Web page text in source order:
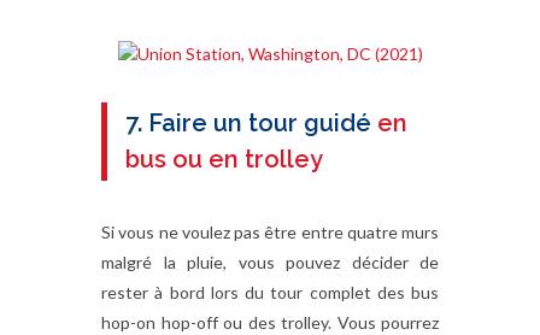
7. Faire un tour guidé en
bus ou en trolley
Si vous ne voulez pas être entre quatre murs
malgré la pluie, vous pouvez décider de
rester à bord lors du tour complet des bus
hop-on hop-off ou des trolley. Vous pourrez